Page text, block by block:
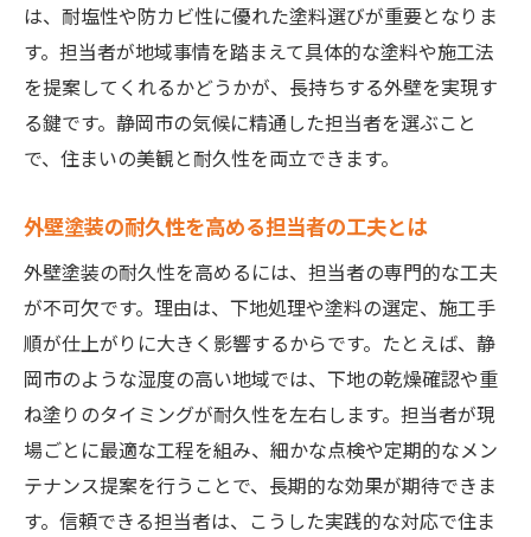
は、耐塩性や防カビ性に優れた塗料選びが重要となりま
す。担当者が地域事情を踏まえて具体的な塗料や施工法
を提案してくれるかどうかが、長持ちする外壁を実現す
る鍵です。静岡市の気候に精通した担当者を選ぶこと
で、住まいの美観と耐久性を両立できます。
外壁塗装の耐久性を高める担当者の工夫とは
外壁塗装の耐久性を高めるには、担当者の専門的な工夫
が不可欠です。理由は、下地処理や塗料の選定、施工手
順が仕上がりに大きく影響するからです。たとえば、静
岡市のような湿度の高い地域では、下地の乾燥確認や重
ね塗りのタイミングが耐久性を左右します。担当者が現
場ごとに最適な工程を組み、細かな点検や定期的なメン
テナンス提案を行うことで、長期的な効果が期待できま
す。信頼できる担当者は、こうした実践的な対応で住ま